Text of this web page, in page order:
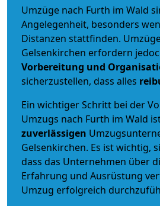
Umzüge nach Furth im Wald
Angelegenheit, besonders
Distanzen stattfinden.
Gelsenkirchen erfordern
Vorbereitung und
sicherzustellen, dass alles
Ein wichtiger Schritt bei der
Umzugs nach Furth im Wald
zuverlässigen
Gelsenkirchen. Es ist wichtig,
dass das Unternehmen über
Erfahrung und Ausrüstung
Umzug erfolgreich